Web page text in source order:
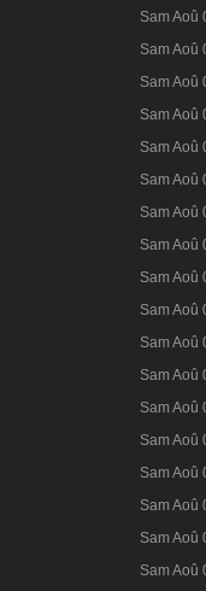
Sam Aoû
Sam Aoû
Sam Aoû
Sam Aoû
Sam Aoû
Sam Aoû
Sam Aoû
Sam Aoû
Sam Aoû
Sam Aoû
Sam Aoû
Sam Aoû
Sam Aoû
Sam Aoû
Sam Aoû
Sam Aoû
Sam Aoû
Sam Aoû